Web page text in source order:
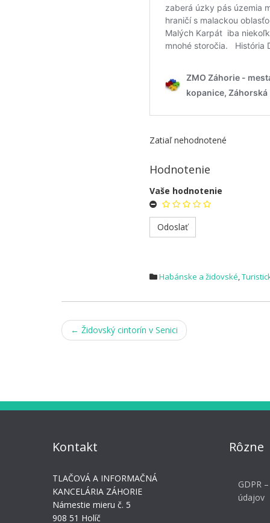
Zatiaľ nehodnotené
Hodnotenie
Vaše hodnotenie
Habánske a židovské,
Post
← Židovský cintorín v Senici
Kontakt
TLAČOVÁ A INFORMAČNÁ
KANCELÁRIA ZÁHORIE
Námestie mieru č. 5
908 51 Holíč
Rôzne
GDPR
údajov